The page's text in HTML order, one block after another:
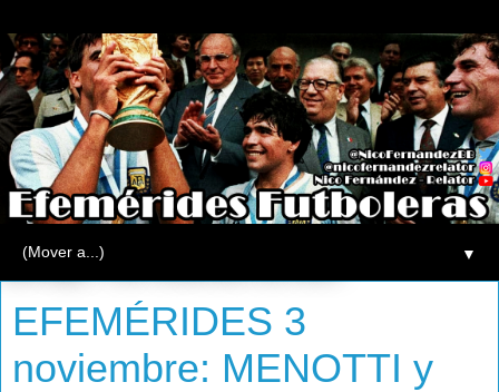
▼
domingo, 3 de noviembre de 2013
EFEMÉRIDES 3
noviembre: MENOTTI y